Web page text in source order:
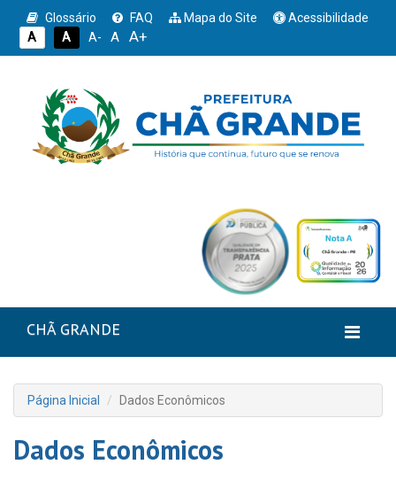
Glossário FAQ Mapa do Site
Acessibilidade
A
A A- A A+
CHÃ GRANDE
Página Inicial Dados Econômicos
Dados Econômicos